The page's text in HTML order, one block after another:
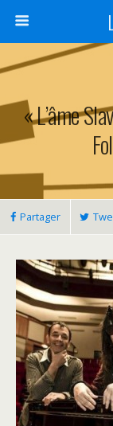
« L’âme
Partager